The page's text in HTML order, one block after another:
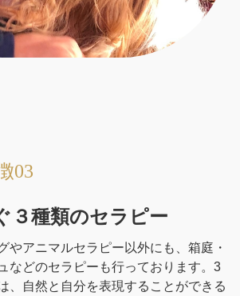
03
３種類のセラピー
やアニマルセラピー以外にも、箱庭・
などのセラピーも行っております。3
、自然と自分を表現することができる